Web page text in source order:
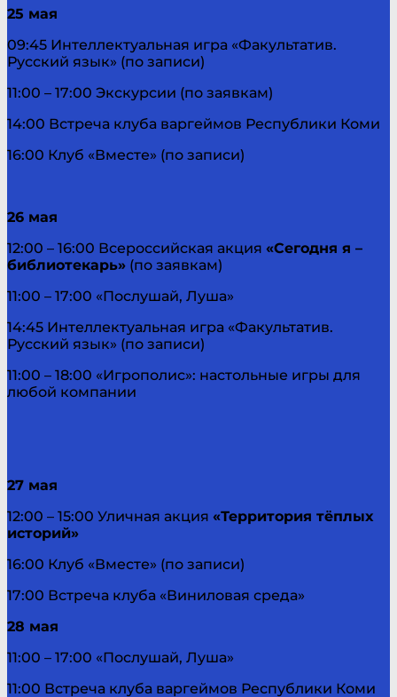
25 мая
09:45 Интеллектуальная игра «Факультатив.
Русский язык» (по записи)
11:00 – 17:00 Экскурсии (по заявкам)
14:00 Встреча клуба варгеймов Республики Коми
16:00 Клуб «Вместе» (по записи)
26 мая
12:00 – 16:00 Всероссийская акция «Сегодня я –
библиотекарь» (по заявкам)
11:00 – 17:00 «Послушай, Луша»
14:45 Интеллектуальная игра «Факультатив.
Русский язык» (по записи)
11:00 – 18:00 «Игрополис»: настольные игры для
любой компании
27 мая
12:00 – 15:00 Уличная акция «Территория тёплых
историй»
16:00 Клуб «Вместе» (по записи)
17:00 Встреча клуба «Виниловая среда»
28 мая
11:00 – 17:00 «Послушай, Луша»
11:00 Встреча клуба варгеймов Республики Коми